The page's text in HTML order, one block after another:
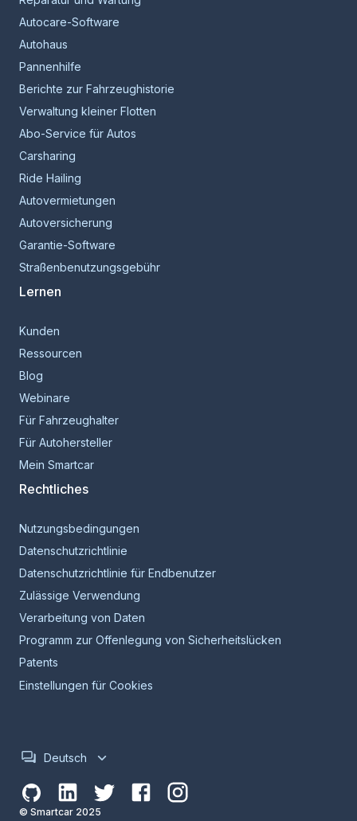
Autocare-Software
Autohaus
Pannenhilfe
Berichte zur Fahrzeughistorie
Verwaltung kleiner Flotten
Abo-Service für Autos
Carsharing
Ride Hailing
Autovermietungen
Autoversicherung
Garantie-Software
Straßenbenutzungsgebühr
Lernen
Kunden
Ressourcen
Blog
Webinare
Für Fahrzeughalter
Für Autohersteller
Mein Smartcar
Rechtliches
Nutzungsbedingungen
Datenschutzrichtlinie
Datenschutzrichtlinie für Endbenutzer
Zulässige Verwendung
Verarbeitung von Daten
Programm zur Offenlegung von Sicherheitslücken
Patents
Einstellungen für Cookies
Deutsch
© Smartcar 2025